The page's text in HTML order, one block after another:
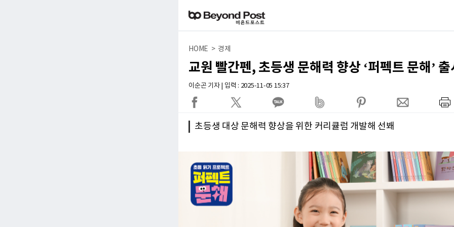
HOME > 경제
교원 빨간펜, 초등생 문해력 향상 ‘퍼펙트 문해’ 출
이순곤 기자 | 입력 : 2025-11-05 15:37
초등생 대상 문해력 향상을 위한 커리큘럼 개발해 선봬